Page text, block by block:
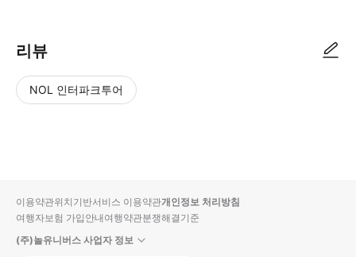
리뷰
NOL 인터파크투어
입니
다.
순
상
이용약관위치기반서비스 이용약관개인정보 처리방침
여행자보험 가입안내여행약관분쟁해결기준
(주)놀유니버스 사업자 정보